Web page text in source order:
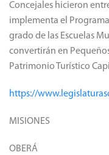
Concejales hicieron
implementa el
grado de las Escuelas
convertirán en
Patrimonio Turístico
https://
MISIONES
OBERÁ